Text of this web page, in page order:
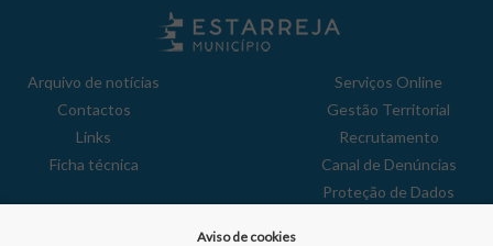
Arquivo de notícias
Contactos
Links
Ficha técnica
Serviços Online
Gestão Territorial
Recrutamento
Canal de Denúncias
Proteção de Dados
Aviso de cookies